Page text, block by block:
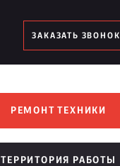
ЗАКАЗАТЬ ЗВОНОК
РЕМОНТ ТЕХНИКИ
ТЕРРИТОРИЯ РАБОТЫ